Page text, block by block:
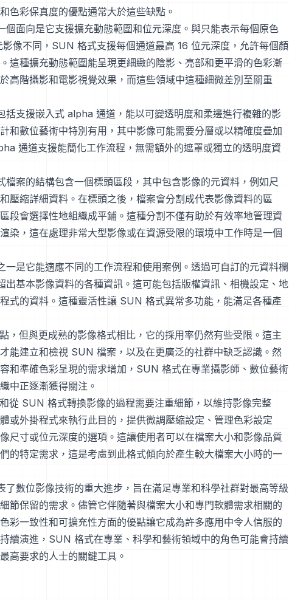
色彩保真度的優點通常大於這些缺點。
個面向是它支援擴充動態範圍和位元深度。與只能表示每個原色
像不同，SUN 格式支援每個通道最高 16 位元深度，允許每個顏
這種擴充動態範圍能呈現更細緻的陰影、亮部和更平滑的色彩漸
高階攝影和電影視覺效果，而這些領域中這種細微差別至關重
括支援嵌入式 alpha 通道，能以可變透明度和柔邊進行複雜的影
和數位藝術中特別有用，其中影像可能需要分層或以精確度疊加
通道支援能簡化工作流程，無需額外的遮罩或獨立的透明度資
案的結構包含一個標頭區段，其中包含影像的元資料，例如尺
壓縮詳細資料。在標頭之後，檔案會分割成代表影像資料的區
段會選擇性地組織成平鋪。這種分割不僅有助於有效率地管理資
染，這在處理非常大型影像或在資源受限的環境中工作時是一個
是它能適應不同的工作流程和使用案例。透過可自訂的元資料欄
基本影像資料的各種資訊。這可能包括版權資訊、相機設定、地
式的資料。這種靈活性讓 SUN 格式異常多功能，能滿足各種產
，但與更成熟的影像格式相比，它的採用率仍然有些受限。這主
能建立和檢視 SUN 檔案，以及在更廣泛的社群中缺乏認識。然
和準確色彩呈現的需求增加，SUN 格式在專業攝影師、數位藝術
中正逐漸獲得關注。
從 SUN 格式轉換影像的過程需要注重細節，以維持影像完整
或外掛程式來執行此目的，提供微調壓縮設定、管理色彩設定
尺寸或位元深度的選項。這讓使用者可以在檔案大小和影像品質
的特定需求，這是考慮到此格式傾向於產生較大檔案大小時的一
數位影像技術的重大進步，旨在滿足專業和科學社群對最高等級
節保留的需求。儘管它伴隨著與檔案大小和專門軟體需求相關的
彩一致性和可擴充性方面的優點讓它成為許多應用中令人信服的
續演進，SUN 格式在專業、科學和藝術領域中的角色可能會持續
高要求的人士的關鍵工具。